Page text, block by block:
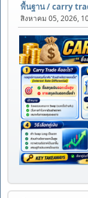
พื้นฐาน/carry
สิงหาคม 05, 2026,